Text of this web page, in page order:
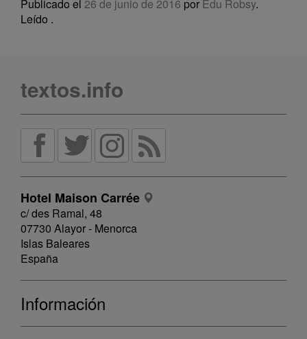
Publicado el 26 de junio de 2016 por Edu Robsy.
Leído .
textos.info
Hotel Maison Carrée
c/ des Ramal, 48
07730 Alayor - Menorca
Islas Baleares
España
Información